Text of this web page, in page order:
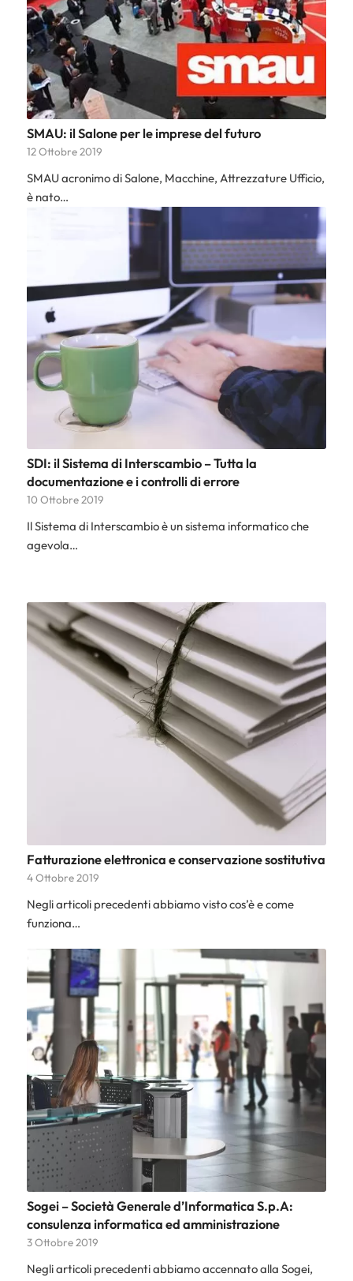
SMAU: il Salone per le imprese del futuro
12 Ottobre 2019
SMAU acronimo di Salone, Macchine, Attrezzature Ufficio,
è nato…
SDI: il Sistema di Interscambio – Tutta la
documentazione e i controlli di errore
10 Ottobre 2019
Il Sistema di Interscambio è un sistema informatico che
agevola…
Fatturazione elettronica e conservazione sostitutiva
4 Ottobre 2019
Negli articoli precedenti abbiamo visto cos’è e come
funziona…
Sogei – Società Generale d’Informatica S.p.A:
consulenza informatica ed amministrazione
3 Ottobre 2019
Negli articoli precedenti abbiamo accennato alla Sogei,